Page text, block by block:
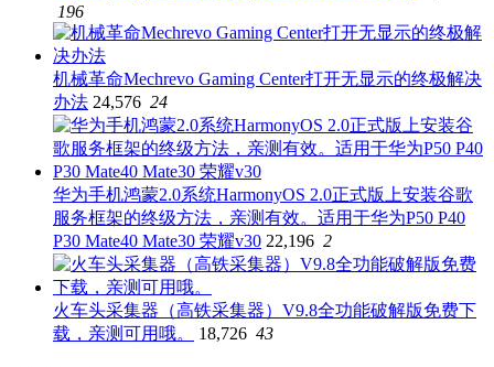
196
机械革命Mechrevo Gaming Center打开无显示的终极解决
办法 24,576 24
华为手机鸿蒙2.0系统HarmonyOS 2.0正式版上安装谷歌
服务框架的终级方法，亲测有效。适用于华为P50 P40
P30 Mate40 Mate30 荣耀v30 22,196 2
火车头采集器（高铁采集器）V9.8全功能破解版免费下
载，亲测可用哦。
18,726 43